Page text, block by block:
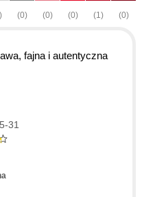
(0)
(1)
(0)
(0)
(0)
fajna i autentyczna
31